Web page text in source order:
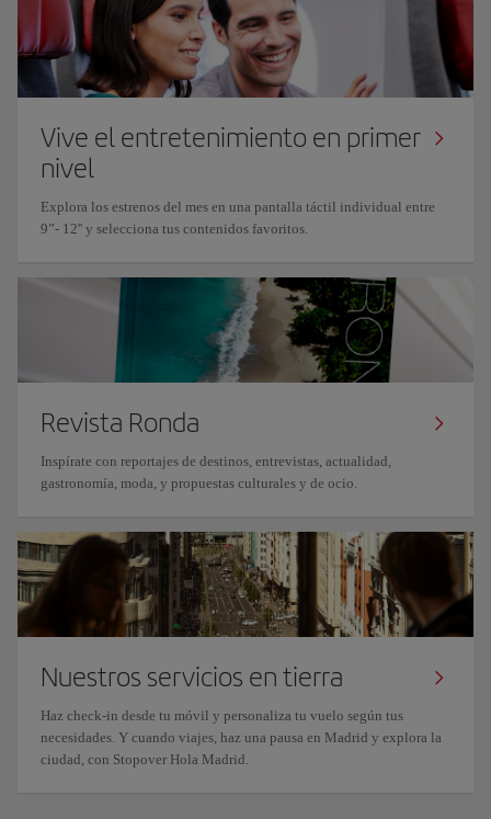
Vive el entretenimiento en primer
nivel
Explora los estrenos del mes en una pantalla táctil individual entre
9”- 12'' y selecciona tus contenidos favoritos.
Revista Ronda
Inspírate con reportajes de destinos, entrevistas, actualidad,
gastronomía, moda, y propuestas culturales y de ocio.
Nuestros servicios en tierra
Haz check-in desde tu móvil y personaliza tu vuelo según tus
necesidades. Y cuando viajes, haz una pausa en Madrid y explora la
ciudad, con Stopover Hola Madrid.